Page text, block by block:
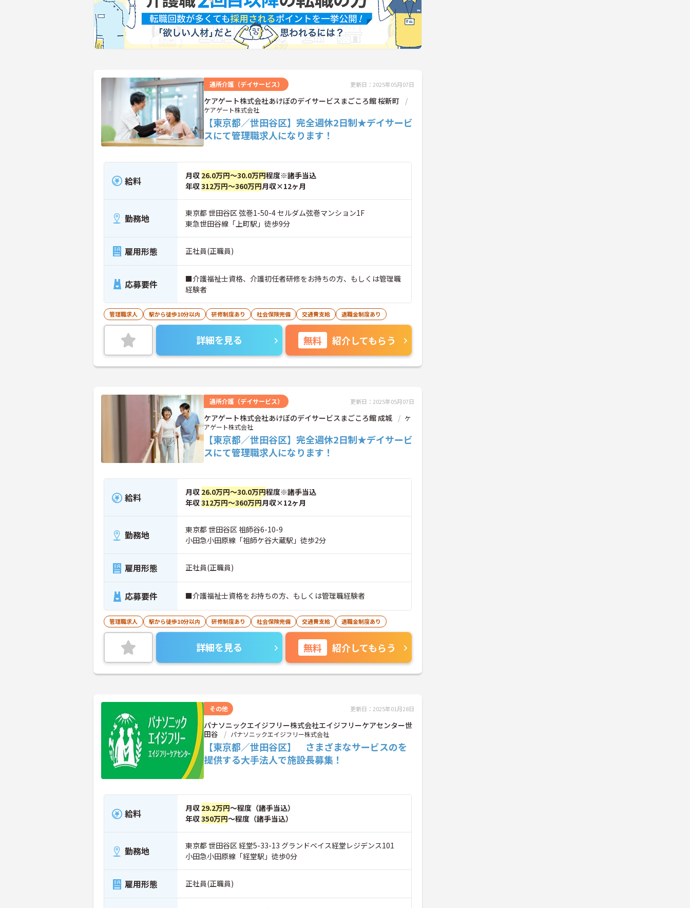
通所介護（デイサービス） 更新日：2025年05月07日
ケアゲート株式会社あけぼのデイサービスまごころ館 桜新町
ケアゲート株式会社
【東京都／世田谷区】完全週休2日制★デイサービ
スにて管理職求人になります！
給料 月収 26.0万円～30.0万円程度※諸手当込
年収312万円～360万円月収×12ヶ月
勤務地
東京都 世田谷区 弦巻1-50-4 セルダム弦巻マンション1F
東急世田谷線「上町駅」徒歩9分
雇用形態 正社員(正職員)
応募要件
■介護福祉士資格、介護初任者研修をお持ちの方、もしくは管理職
経験者
管理職求人 駅から徒歩10分以内 研修制度あり 社会保険完備 交通費支給 退職金制度あり
詳細を見る 無料 紹介してもらう
通所介護（デイサービス） 更新日：2025年05月07日
ケアゲート株式会社あけぼのデイサービスまごころ館 成城
ケ
アゲート株式会社
【東京都／世田谷区】完全週休2日制★デイサービ
スにて管理職求人になります！
給料 月収 26.0万円～30.0万円程度※諸手当込
年収312万円～360万円月収×12ヶ月
勤務地
東京都 世田谷区 祖師谷6-10-9
小田急小田原線「祖師ケ谷大蔵駅」徒歩2分
雇用形態 正社員(正職員)
応募要件 ■介護福祉士資格をお持ちの方、もしくは管理職経験者
管理職求人 駅から徒歩10分以内 研修制度あり 社会保険完備 交通費支給 退職金制度あり
詳細を見る 無料 紹介してもらう
その他 更新日：2025年01月28日
パナソニックエイジフリー株式会社エイジフリーケアセンター世
田谷
パナソニックエイジフリー株式会社
【東京都／世田谷区】 さまざまなサービスのを
提供する大手法人で施設長募集！
給料 月収 29.2万円～程度（諸手当込）
年収350万円～程度（諸手当込）
勤務地
東京都 世田谷区 経堂5-33-13 グランドベイス経堂レジデンス101
小田急小田原線「経堂駅」徒歩0分
雇用形態 正社員(正職員)